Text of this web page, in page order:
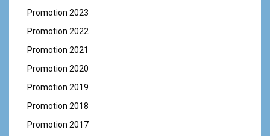
Promotion 2023
Promotion 2022
Promotion 2021
Promotion 2020
Promotion 2019
Promotion 2018
Promotion 2017